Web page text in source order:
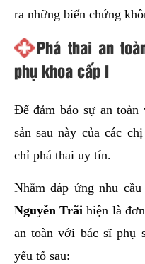
ra những biến chứng
Phá thai an
phụ khoa cấp I
Để đảm bảo sự an toàn
sản sau này của các
chỉ phá thai uy tín.
Nhằm đáp ứng nhu cầu
Nguyễn Trãihiện là
an toàn với bác sĩ phụ
yếu tố sau: